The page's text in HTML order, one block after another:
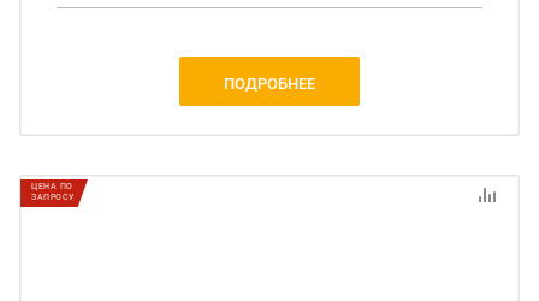
ПОДРОБНЕЕ
ЦЕНА ПО
ЗАПРОСУ